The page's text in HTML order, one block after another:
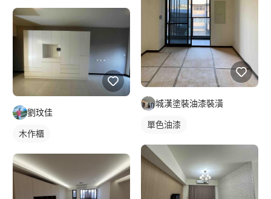
劉玟佳
木作櫃
城漢塗裝油漆裝潢
單色油漆